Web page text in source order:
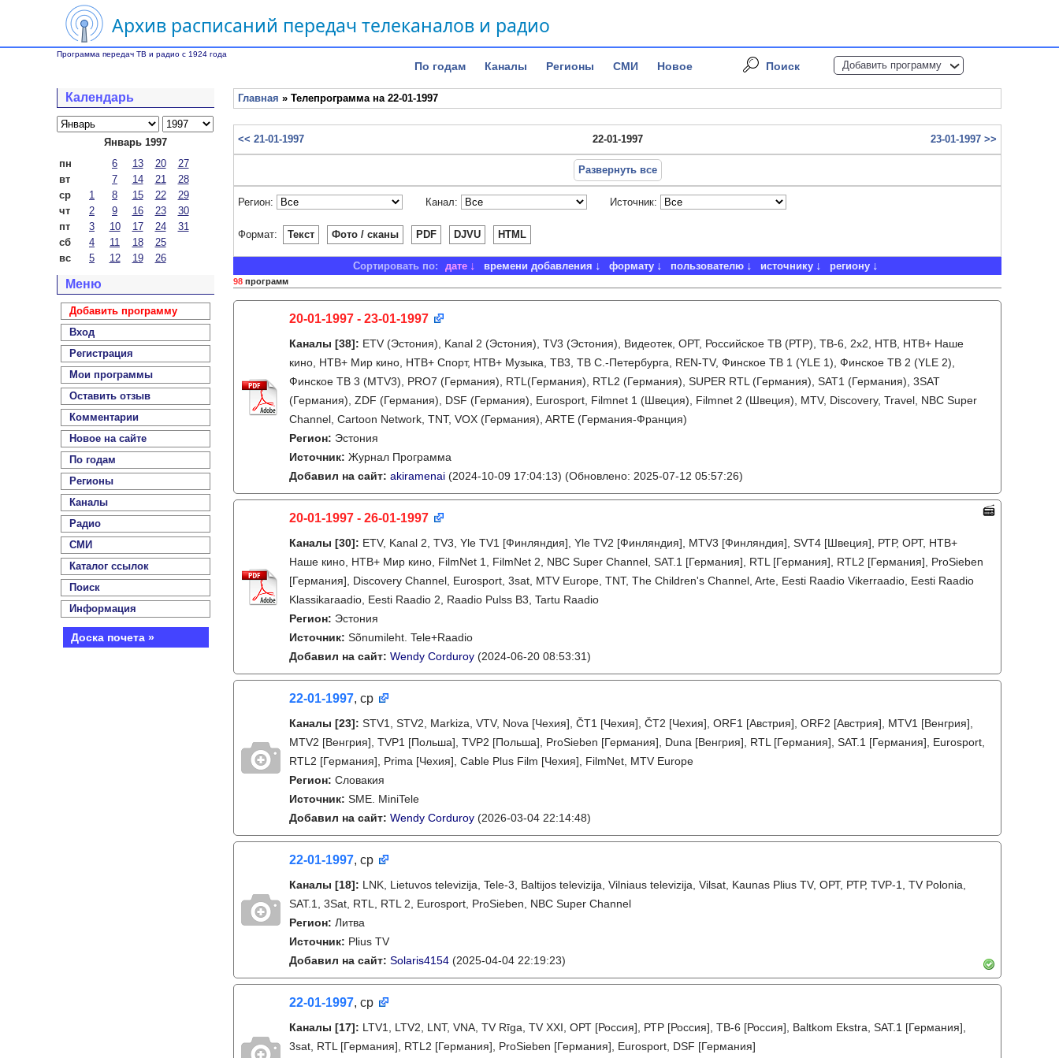
Архив расписаний передач телеканалов и радио
Программа передач ТВ и радио с 1924 года
По годам Каналы Регионы СМИ Новое Поиск Добавить программу
Календарь
Январь 1997
пн
6 13 20
27
вт
7 14 21
28
ср
1 8 15 22
29
чт
2 9 16 23
30
пт
3 10 17 24
31
сб
4 11 18
25
вс
5 12 19 26
Меню
Добавить программу
Вход
Регистрация
Мои программы
Оставить отзыв
Комментарии
Новое на сайте
По годам
Регионы
Каналы
Радио
СМИ
Каталог ссылок
Поиск
Информация
Доска почета »
Главная » Телепрограмма на 22-01-1997
<< 21-01-1997 22-01-1997 23-01-1997 >>
Развернуть все
Регион: Канал: Источник:
Формат: Текст Фото / сканы PDF DJVU HTML
Сортировать по: дате времени добавления формату пользователю источнику региону
98 программ
20-01-1997 - 23-01-1997
Каналы [38]: ETV (Эстония), Kanal 2 (Эстония), TV3 (Эстония), Видеотек, ОРТ, Российское ТВ (РТР), ТВ-6, 2x2, НТВ, НТВ+ Наше
кино, НТВ+ Мир кино, НТВ+ Спорт, НТВ+ Музыка, ТВ3, ТВ С.-Петербурга, REN-TV, Финское ТВ 1 (YLE 1), Финское ТВ 2 (YLE 2),
Финское ТВ 3 (MTV3), PRO7 (Германия), RTL(Германия), RTL2 (Германия), SUPER RTL (Германия), SAT1 (Германия), 3SAT
(Германия), ZDF (Германия), DSF (Германия), Eurosport, Filmnet 1 (Швеция), Filmnet 2 (Швеция), MTV, Discovery, Travel, NBC Super
Channel, Cartoon Network, TNT, VOX (Германия), ARTE (Германия-Франция)
Регион: Эстония
Источник: Журнал Программа
Добавил на сайт: akiramenai (2024-10-09 17:04:13) (Обновлено: 2025-07-12 05:57:26)
20-01-1997 - 26-01-1997
Каналы [30]: ETV, Kanal 2, TV3, Yle TV1 [Финляндия], Yle TV2 [Финляндия], MTV3 [Финляндия], SVT4 [Швеция], РТР, ОРТ, НТВ+
Наше кино, НТВ+ Мир кино, FilmNet 1, FilmNet 2, NBC Super Channel, SAT.1 [Германия], RTL [Германия], RTL2 [Германия], ProSieben
[Германия], Discovery Channel, Eurosport, 3sat, MTV Europe, TNT, The Children's Channel, Arte, Eesti Raadio Vikerraadio, Eesti Raadio
Klassikaraadio, Eesti Raadio 2, Raadio Pulss B3, Tartu Raadio
Регион: Эстония
Источник: Sõnumileht. Tele+Raadio
Добавил на сайт: Wendy Corduroy (2024-06-20 08:53:31)
22-01-1997, ср
Каналы [23]: STV1, STV2, Markiza, VTV, Nova [Чехия], ČT1 [Чехия], ČT2 [Чехия], ORF1 [Австрия], ORF2 [Австрия], MTV1 [Венгрия],
MTV2 [Венгрия], TVP1 [Польша], TVP2 [Польша], ProSieben [Германия], Duna [Венгрия], RTL [Германия], SAT.1 [Германия], Eurosport,
RTL2 [Германия], Prima [Чехия], Cable Plus Film [Чехия], FilmNet, MTV Europe
Регион: Словакия
Источник: SME. MiniTele
Добавил на сайт: Wendy Corduroy (2026-03-04 22:14:48)
22-01-1997, ср
Каналы [18]: LNK, Lietuvos televizija, Tele-3, Baltijos televizija, Vilniaus televizija, Vilsat, Kaunas Plius TV, ОРТ, РТР, TVP-1, TV Polonia,
SAT.1, 3Sat, RTL, RTL 2, Eurosport, ProSieben, NBC Super Channel
Регион: Литва
Источник: Plius TV
Добавил на сайт: Solaris4154 (2025-04-04 22:19:23)
22-01-1997, ср
Каналы [17]: LTV1, LTV2, LNT, VNA, TV Rīga, TV XXI, ОРТ [Россия], РТР [Россия], ТВ-6 [Россия], Baltkom Ekstra, SAT.1 [Германия],
3sat, RTL [Германия], RTL2 [Германия], ProSieben [Германия], Eurosport, DSF [Германия]